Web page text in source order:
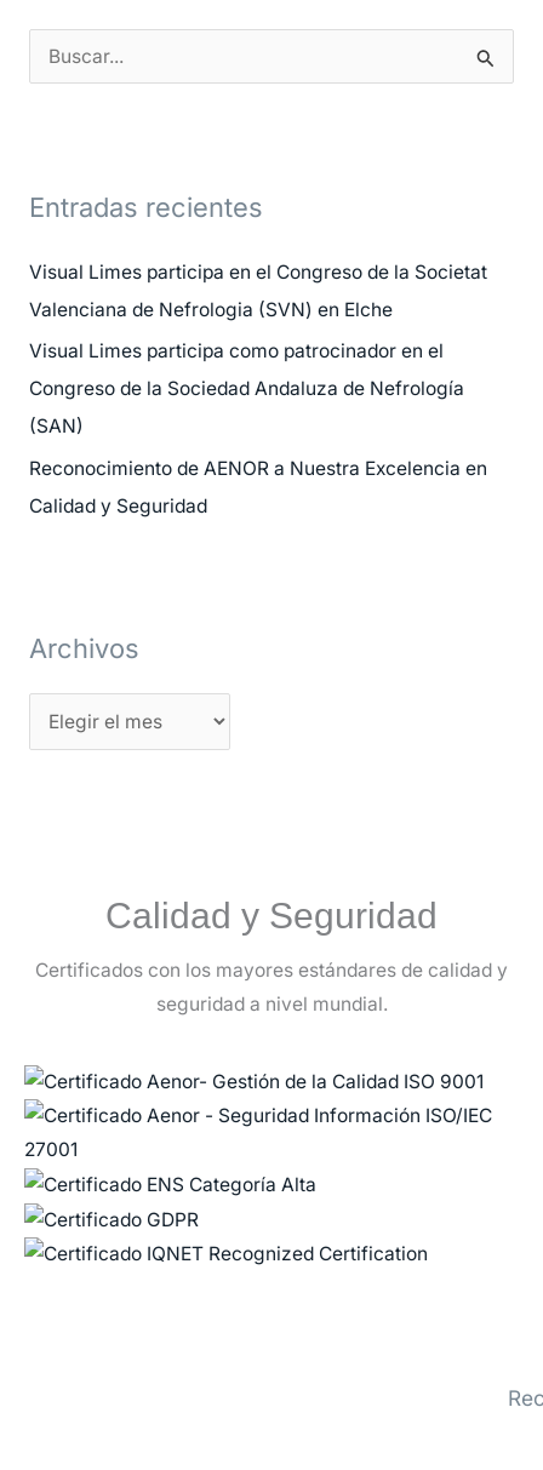
a
r
:
Entradas recientes
Visual Limes participa en el Congreso de la Societat
Valenciana de Nefrologia (SVN) en Elche
Visual Limes participa como patrocinador en el
Congreso de la Sociedad Andaluza de Nefrología
(SAN)
Reconocimiento de AENOR a Nuestra Excelencia en
Calidad y Seguridad
Archivos
Calidad y Seguridad
Certificados con los mayores estándares de calidad y
seguridad a nivel mundial.